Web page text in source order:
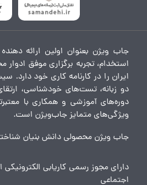
جاب ویژن بعنوان اولین ارائه
استخدام، تجربه برگزاری موفق
ایران را در کارنامه کاری خود دارد.
دو زبانه، تست‌های خودشناسی،
دوره‌های آموزشی و همکاری با
ویژگی‌های متمایز جاب‌ویژن است.
جاب ویژن محصولی دانش بنیان
دارای مجوز رسمی کاریابی الکترونیکی
اجتماعی